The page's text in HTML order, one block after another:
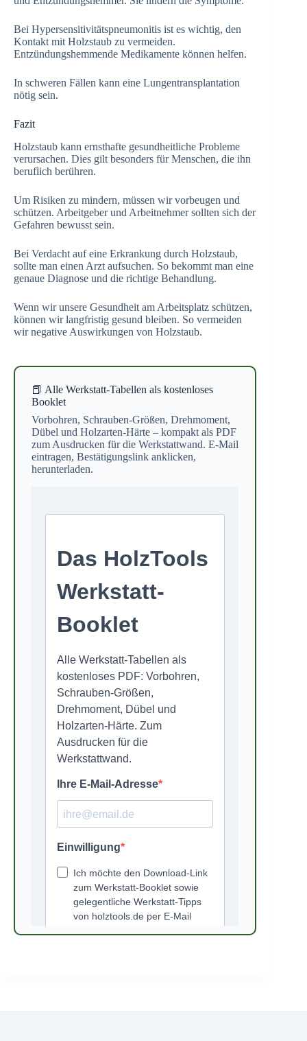
Bei Hypersensitivitätspneumonitis ist es wichtig, den
Kontakt mit Holzstaub zu vermeiden.
Entzündungshemmende Medikamente können helfen.
In schweren Fällen kann eine Lungentransplantation
nötig sein.
Fazit
Holzstaub kann ernsthafte gesundheitliche Probleme
verursachen. Dies gilt besonders für Menschen, die ihn
beruflich berühren.
Um Risiken zu mindern, müssen wir vorbeugen und
schützen. Arbeitgeber und Arbeitnehmer sollten sich der
Gefahren bewusst sein.
Bei Verdacht auf eine Erkrankung durch Holzstaub,
sollte man einen Arzt aufsuchen. So bekommt man eine
genaue Diagnose und die richtige Behandlung.
Wenn wir unsere Gesundheit am Arbeitsplatz schützen,
können wir langfristig gesund bleiben. So vermeiden
wir negative Auswirkungen von Holzstaub.
📕 Alle Werkstatt-Tabellen als kostenloses
Booklet
Vorbohren, Schrauben-Größen, Drehmoment,
Dübel und Holzarten-Härte – kompakt als PDF
zum Ausdrucken für die Werkstattwand. E-Mail
eintragen, Bestätigungslink anklicken,
herunterladen.